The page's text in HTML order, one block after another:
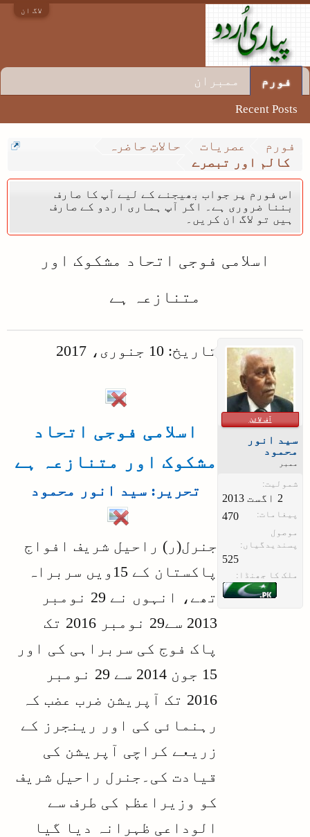
لاگ ان
فورم عصریات
حالاتِ حاضرہ
کالم اور تبصرے
اس فورم پر جواب بھیجنے کے لیے آپ کا صارف
بننا ضروری ہے۔ اگر آپ ہماری اردو کے صارف
ہیں تو لاگ ان کریں۔
اسلامی فوجی اتحاد مشکوک اور
متنازعہ ہے
آف لائن
سید انور
محمود
ممبر
شمولیت:
پیغامات: 470
موصول
پسندیدگیاں:
525
ملک کا جھنڈا:
تاریخ: 10 جنوری، 2017
اسلامی فوجی اتحاد
مشکوک اور متنازعہ ہے
تحریر: سید انور محمود
جنرل(ر) راحیل شریف افواج
پاکستان کے 15ویں سربراہ
تھے، انہوں نے 29 نومبر
2013 سے29 نومبر 2016 تک
پاک فوج کی سربراہی کی اور
15 جون 2014 سے 29 نومبر
2016 تک آپریشن ضرب عضب کہ
رہنمائی کی اور رینجرز کے
زریعے کراچی آپریشن کی
قیادت کی۔جنرل راحیل شریف
کو وزیراعظم کی طرف سے
الوداعی ظہرانہ دیا گیا
فورم
Recent Posts
ممبران